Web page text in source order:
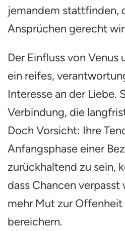
jemandem stattfinden,
Ansprüchen gerecht
Der Einfluss von
ein reifes,
Interesse an der Liebe.
Verbindung, die
Doch Vorsicht: Ihre
Anfangsphase einer
zurückhaltend zu sein,
dass Chancen verpasst
mehr Mut zur
bereichern.